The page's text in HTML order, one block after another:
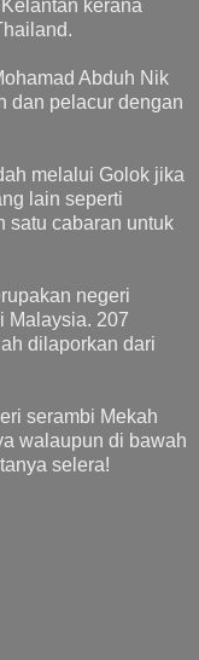
kerana
Abduh Nik
dan pelacur dengan
melalui Golok jika
lain seperti
satu cabaran untuk
negeri
Malaysia. 207
dilaporkan dari
serambi Mekah
walaupun di bawah
selera!